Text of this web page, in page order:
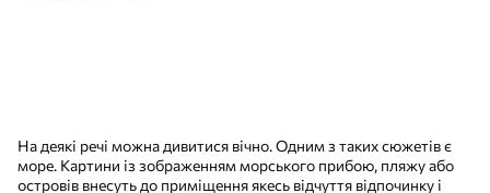
На деякі речі можна дивитися вічно. Одним з таких сюжетів є
море. Картини із зображенням морського прибою, пляжу або
островів внесуть до приміщення якесь відчуття відпочинку і